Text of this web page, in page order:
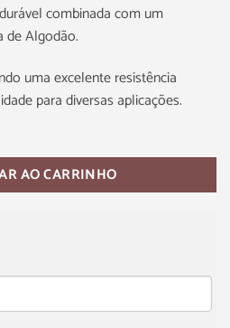
combinada com um
Algodão.
uma excelente resistência
para diversas aplicações.
AO CARRINHO